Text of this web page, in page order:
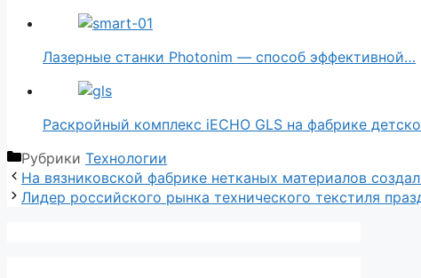
Лазерные станки Photonim — способ эффективной…
Раскройный комплекс iECHO GLS на фабрике
Рубрики Технологии
На вязниковской фабрике нетканых материалов
Лидер российского рынка технического текстиля